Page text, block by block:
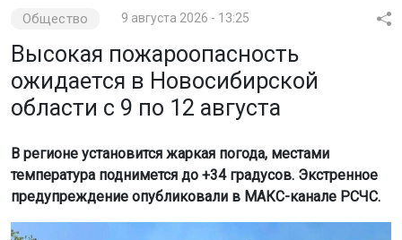
Общество 9 августа 2026 - 13:25
Высокая пожароопасность
ожидается в Новосибирской
области с 9 по 12 августа
В регионе установится жаркая погода, местами
температура поднимется до +34 градусов. Экстренное
предупреждение опубликовали в МАКС-канале РСЧС.